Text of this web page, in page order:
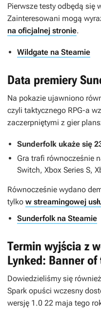
Pierwsze testy odbędą się
Zainteresowani mogą
na oficjalnej stronie.
Wildgate na Steamie
Data premiery
Na pokazie ujawniono
czyli taktycznego RPG-a
zaczerpniętymi z gier
Sunderfolk ukaże się
Gra trafi równocześnie
Switch, Xbox Series S,
Równocześnie wydano
tylko w streamingowej
Sunderfolk na Steamie
Termin wyjścia z
Lynked: Banner of
Dowiedzieliśmy się
Spark opuści wczesny
wersję 1.0 22 maja tego